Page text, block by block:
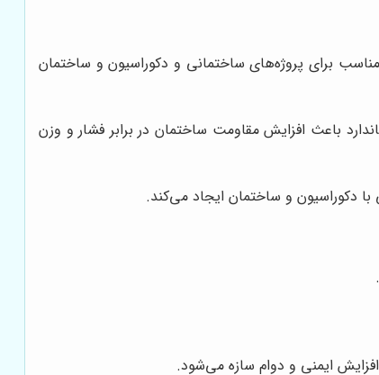
برای پروژه‌های ساختمانی و دکوراسیون و ساختمان
باعث افزایش مقاومت ساختمان در برابر فشار و وزن
دکوراسیون و ساختمان ایجاد می‌کند.
ایمنی و دوام سازه می‌شود.